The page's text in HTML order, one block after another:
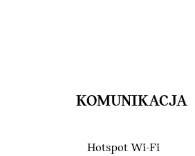
KOMUNIKACJA
Hotspot Wi-Fi